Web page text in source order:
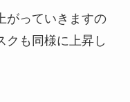
がっていきますの
クも同様に上昇し